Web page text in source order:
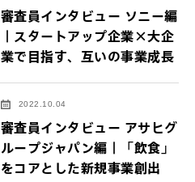
審査員インタビュー ソニー編
｜スタートアップ企業×大企
業で目指す、互いの事業成長
2022.10.04
審査員インタビュー アサヒグ
ループジャパン編｜「飲食」
をコアとした新規事業創出